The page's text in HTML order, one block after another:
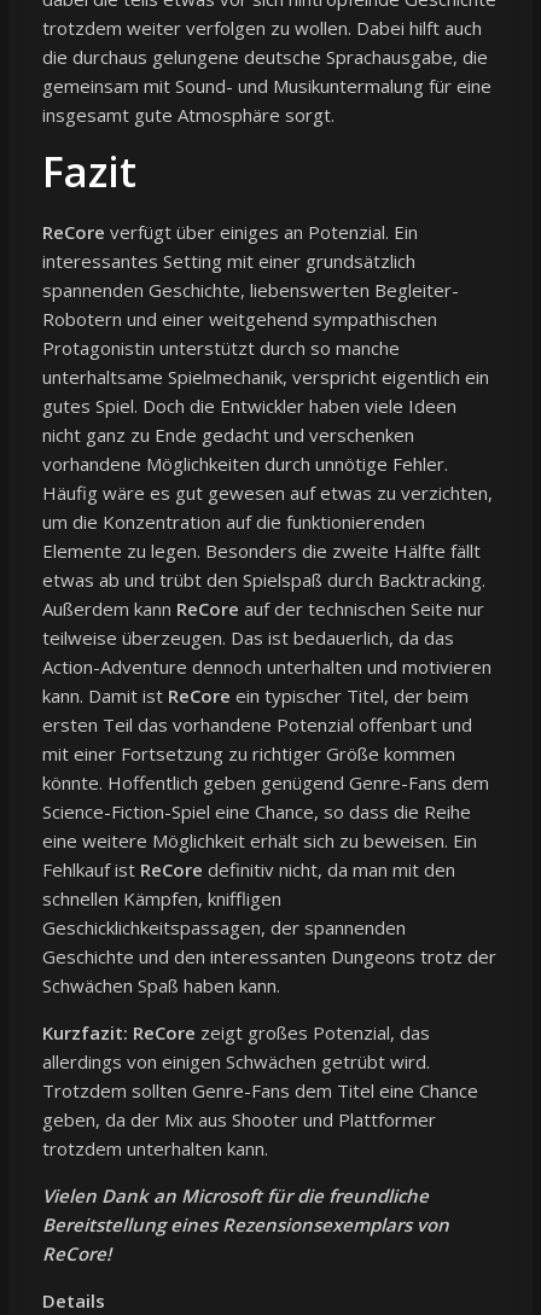
trotzdem weiter verfolgen zu wollen. Dabei hilft auch
die durchaus gelungene deutsche Sprachausgabe, die
gemeinsam mit Sound- und Musikuntermalung für eine
insgesamt gute Atmosphäre sorgt.
Fazit
ReCore verfügt über einiges an Potenzial. Ein
interessantes Setting mit einer grundsätzlich
spannenden Geschichte, liebenswerten Begleiter-
Robotern und einer weitgehend sympathischen
Protagonistin unterstützt durch so manche
unterhaltsame Spielmechanik, verspricht eigentlich ein
gutes Spiel. Doch die Entwickler haben viele Ideen
nicht ganz zu Ende gedacht und verschenken
vorhandene Möglichkeiten durch unnötige Fehler.
Häufig wäre es gut gewesen auf etwas zu verzichten,
um die Konzentration auf die funktionierenden
Elemente zu legen. Besonders die zweite Hälfte fällt
etwas ab und trübt den Spielspaß durch Backtracking.
Außerdem kann ReCore auf der technischen Seite nur
teilweise überzeugen. Das ist bedauerlich, da das
Action-Adventure dennoch unterhalten und motivieren
kann. Damit ist ReCore ein typischer Titel, der beim
ersten Teil das vorhandene Potenzial offenbart und
mit einer Fortsetzung zu richtiger Größe kommen
könnte. Hoffentlich geben genügend Genre-Fans dem
Science-Fiction-Spiel eine Chance, so dass die Reihe
eine weitere Möglichkeit erhält sich zu beweisen. Ein
Fehlkauf ist ReCore definitiv nicht, da man mit den
schnellen Kämpfen, kniffligen
Geschicklichkeitspassagen, der spannenden
Geschichte und den interessanten Dungeons trotz der
Schwächen Spaß haben kann.
Kurzfazit: ReCore zeigt großes Potenzial, das
allerdings von einigen Schwächen getrübt wird.
Trotzdem sollten Genre-Fans dem Titel eine Chance
geben, da der Mix aus Shooter und Plattformer
trotzdem unterhalten kann.
Vielen Dank an Microsoft für die freundliche
Bereitstellung eines Rezensionsexemplars von
ReCore!
Details